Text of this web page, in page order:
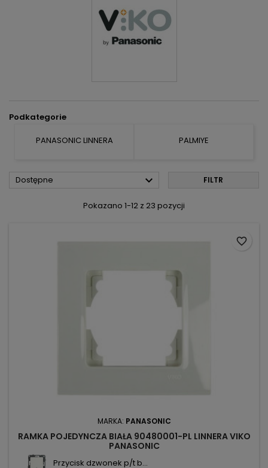
Podkategorie
PANASONIC LINNERA PALMIYE
Dostępne  FILTR
Pokazano 1-12 z 23 pozycji
MARKA: PANASONIC
RAMKA POJEDYNCZA BIAŁA 90480001-PL LINNERA VIKO
PANASONIC
Przycisk dzwonek p/t b...
favorite_border